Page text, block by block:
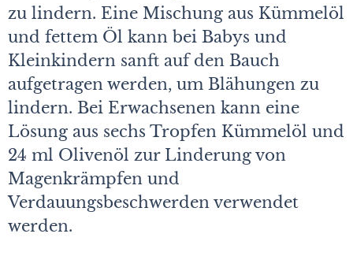
zu lindern. Eine Mischung aus Kümmelöl
und fettem Öl kann bei Babys und
Kleinkindern sanft auf den Bauch
aufgetragen werden, um Blähungen zu
lindern. Bei Erwachsenen kann eine
Lösung aus sechs Tropfen Kümmelöl und
24 ml Olivenöl zur Linderung von
Magenkrämpfen und
Verdauungsbeschwerden verwendet
werden.